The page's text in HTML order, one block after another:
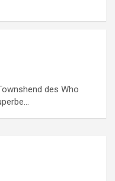
des Who